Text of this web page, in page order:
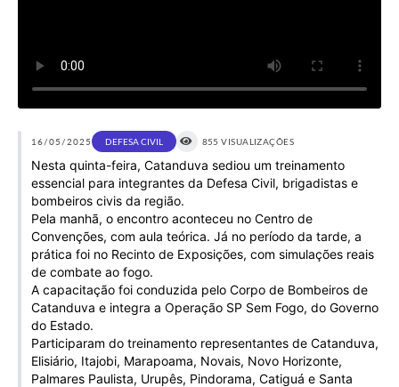
Carta de Serviços
Obras
Galeria de Vídeos
Projetos
Links
Telefones Úteis
A Prefeitura
Enquete
Jornal
16/05/2025 DEFESA CIVIL 855 VISUALIZAÇÕES
Nesta quinta-feira, Catanduva sediou um treinamento
essencial para integrantes da Defesa Civil, brigadistas e
bombeiros civis da região.
Pela manhã, o encontro aconteceu no Centro de
Convenções, com aula teórica. Já no período da tarde, a
prática foi no Recinto de Exposições, com simulações reais
de combate ao fogo.
A capacitação foi conduzida pelo Corpo de Bombeiros de
Catanduva e integra a Operação SP Sem Fogo, do Governo
do Estado.
Participaram do treinamento representantes de Catanduva,
Elisiário, Itajobi, Marapoama, Novais, Novo Horizonte,
Palmares Paulista, Urupês, Pindorama, Catiguá e Santa